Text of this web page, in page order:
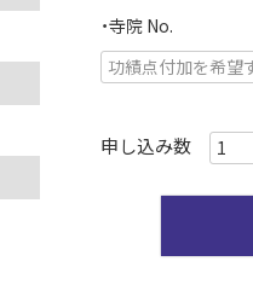
・寺院 No.